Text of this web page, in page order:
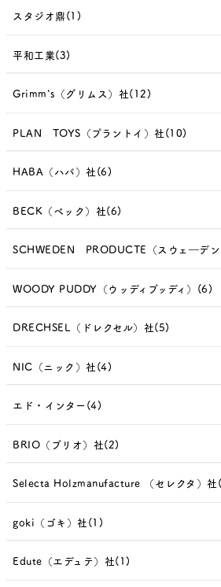
スタジオ鼎(1)
平和工業(3)
Grimm's（グリムス）社(12)
PLAN TOYS（プラントイ）社(10)
HABA（ハバ）社(6)
BECK（ベック）社(6)
SCHWEDEN PRODUCTE（スウェ―デン
WOODY PUDDY（ウッディプッディ）(6)
DRECHSEL（ドレクセル）社(5)
NIC（ニック）社(4)
エド・インター(4)
BRIO（ブリオ）社(2)
Selecta Holzmanufacture （セレクタ）社
goki（ゴキ）社(1)
Edute（エデュテ）社(1)